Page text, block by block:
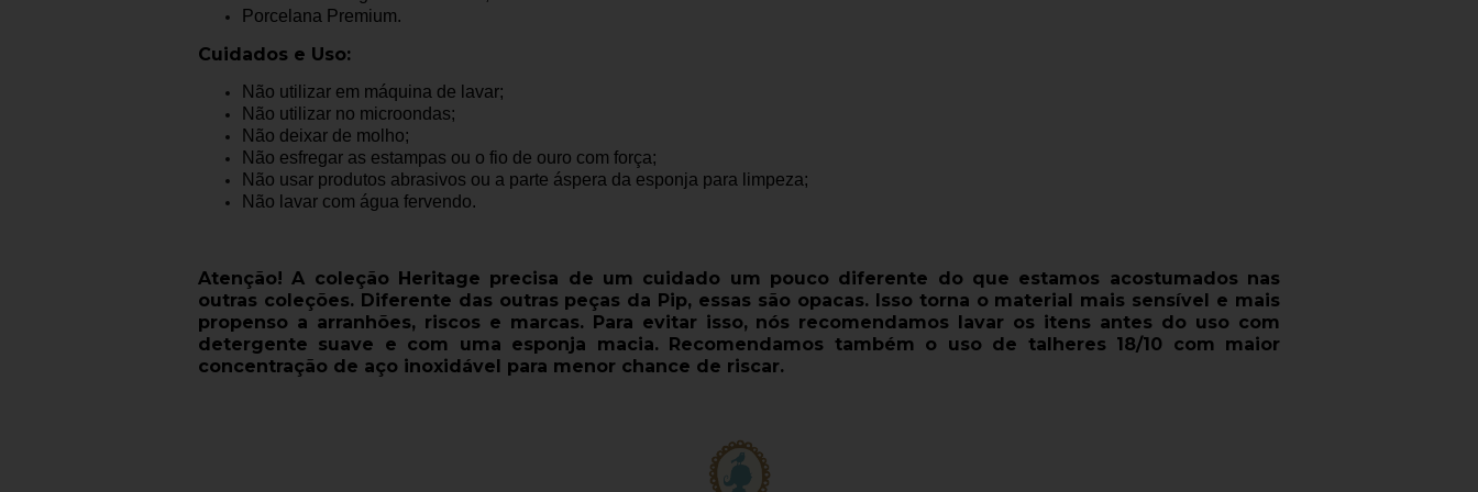
Porcelana Premium.
Cuidados e Uso:
Não utilizar em máquina de lavar;
Não utilizar no microondas;
Não deixar de molho;
Não esfregar as estampas ou o fio de ouro com força;
Não usar produtos abrasivos ou a parte áspera da esponja para limpeza;
Não lavar com água fervendo.
Atenção! A coleção Heritage precisa de um cuidado um pouco diferente do que estamos acostumados nas
outras coleções. Diferente das outras peças da Pip, essas são opacas. Isso torna o material mais sensível e mais
propenso a arranhões, riscos e marcas. Para evitar isso, nós recomendamos lavar os itens antes do uso com
detergente suave e com uma esponja macia. Recomendamos também o uso de talheres 18/10 com maior
concentração de aço inoxidável para menor chance de riscar.